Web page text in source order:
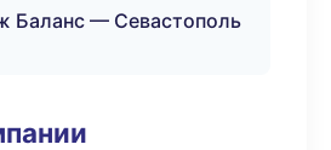
Баланс — Севастополь